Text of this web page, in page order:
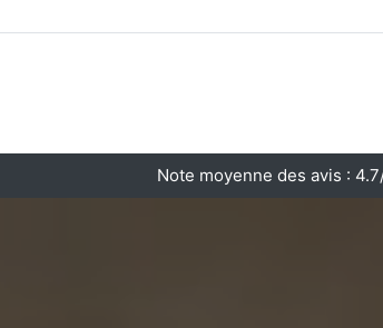
Note moyenne des avis :